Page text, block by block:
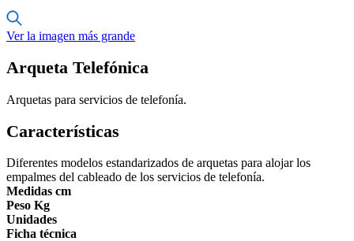
Ver la imagen más grande
Arqueta Telefónica
Arquetas para servicios de telefonía.
Características
Diferentes modelos estandarizados de arquetas para alojar los
empalmes del cableado de los servicios de telefonía.
Medidas cm
Peso Kg
Unidades
Ficha técnica